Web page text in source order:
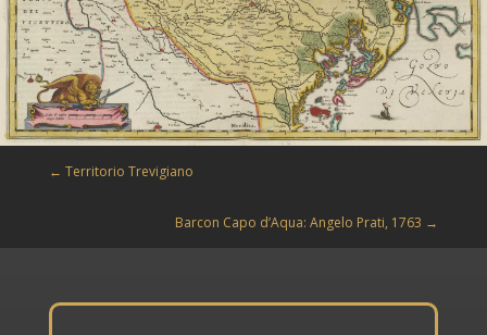
← Territorio Trevigiano
Barcon Capo d’Aqua: Angelo Prati, 1763 →